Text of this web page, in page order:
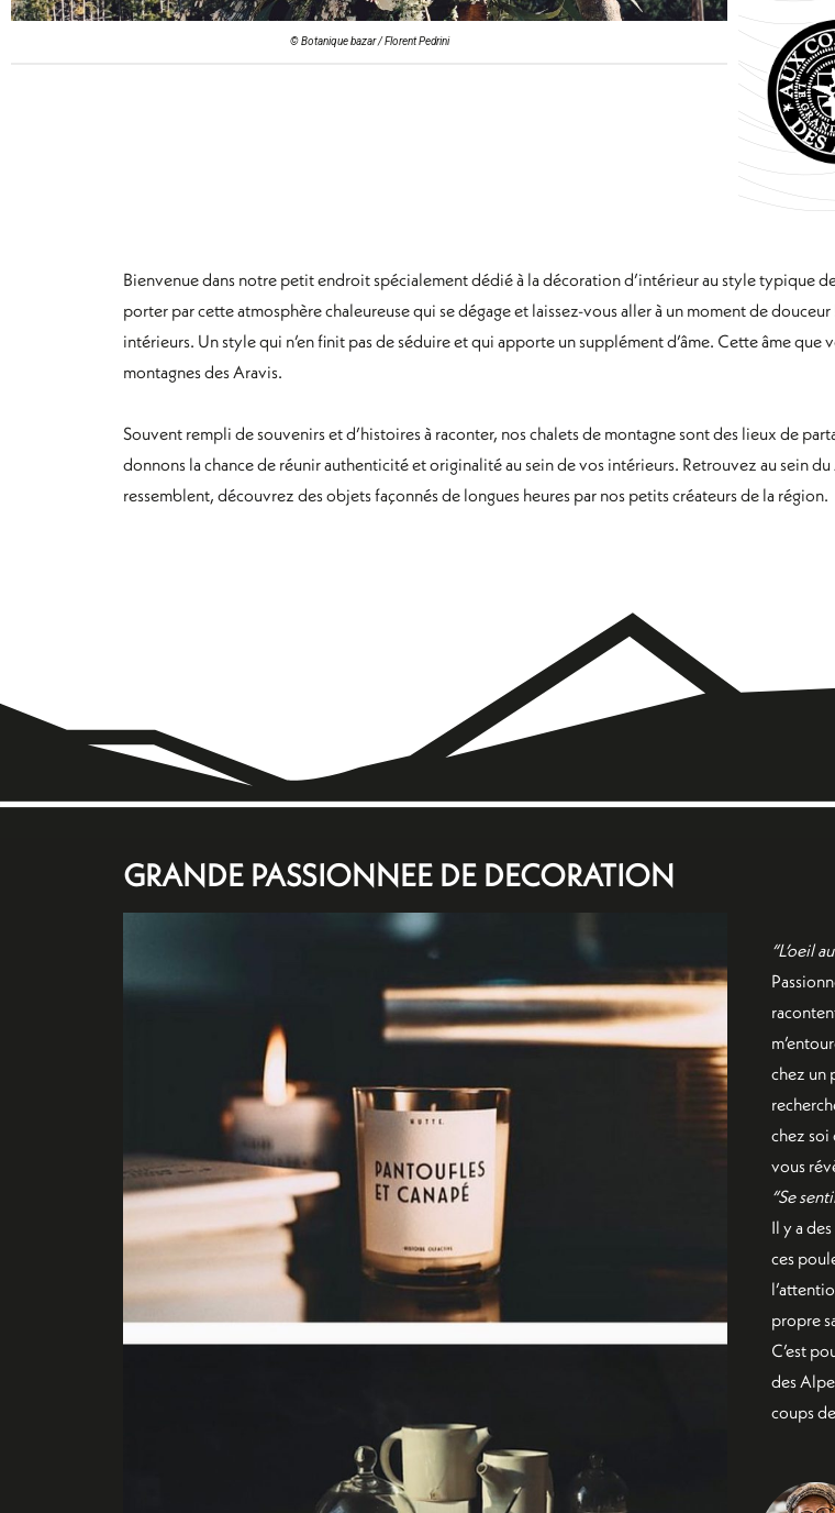
© Botanique bazar / Florent Pedrini
Bienvenue dans notre petit endroit spécialement dédié à la décoration d’intérieur au style typique
porter par cette atmosphère chaleureuse qui se dégage et laissez-vous aller à un moment de
intérieurs. Un style qui n’en finit pas de séduire et qui apporte un supplément d’âme. Cette âme
montagnes des Aravis.
Souvent rempli de souvenirs et d’histoires à raconter, nos chalets de montagne sont des lieux de
donnons la chance de réunir authenticité et originalité au sein de vos intérieurs. Retrouvez au sein
ressemblent, découvrez des objets façonnés de longues heures par nos petits créateurs de la région.
GRANDE PASSIONNEE DE DECORATION
“L’oeil
chez un
chez soi
vous
“Se
Il y a
ces
propre
C’est
des
coups